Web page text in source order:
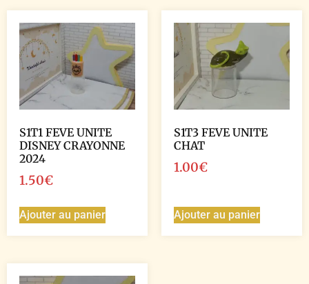
S1T1 FEVE UNITE
DISNEY CRAYONNE
2024
1.50€
Ajouter au panier
S1T3 FEVE UNITE
CHAT
1.00€
Ajouter au panier